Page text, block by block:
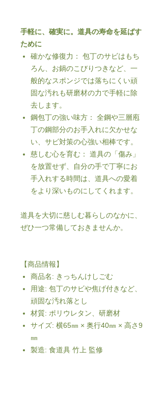
手軽に、確実に。道具の寿命を延ばす
ために
確かな修復力： 包丁のサビはもち
ろん、お鍋のこびりつきなど、一
般的なスポンジでは落ちにくい頑
固な汚れも研磨材の力で手軽に除
去します。
鋼包丁の強い味方： 全鋼や三層庖
丁の鋼部分のお手入れに欠かせな
い、サビ対策の心強い相棒です。
慈しむ心を育む： 道具の「傷み」
を放置せず、自分の手で丁寧にお
手入れする時間は、道具への愛着
をより深いものにしてくれます。
道具を大切に慈しむ暮らしのなかに、
ぜひ一つ常備しておきませんか。
【商品情報】
商品名: きっちんけしごむ
用途: 包丁のサビや焦げ付きなど、
頑固な汚れ落とし
材質: ポリウレタン、研磨材
サイズ: 横65㎜ × 奥行40㎜ × 高さ9
㎜
製造: 食道具 竹上 監修